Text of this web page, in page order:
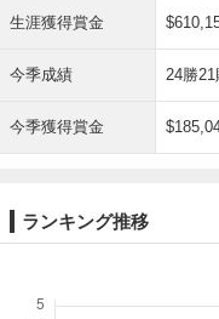
生涯獲得賞金
今季成績 24勝21
今季獲得賞金
ランキング推移